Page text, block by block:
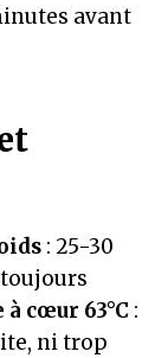
avant
: 25-30
cœur 63°C :
ni trop